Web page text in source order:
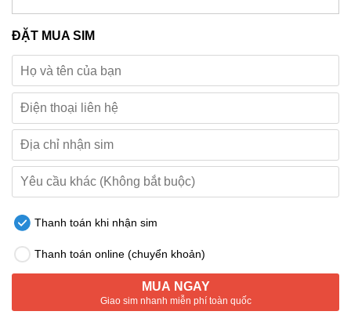
ĐẶT MUA SIM
Thanh toán khi nhận sim
Thanh toán online (chuyển khoản)
MUA NGAY
Giao sim nhanh miễn phí toàn quốc